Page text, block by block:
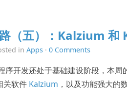
（五）：Kalzium 和
in Apps· 0 Comments
序开发还处于基础建设阶段，本周
关软件 Kalzium ，以及功能强大的